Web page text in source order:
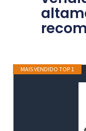
MAIS VENDIDO TOP 1